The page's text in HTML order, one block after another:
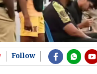
Follow